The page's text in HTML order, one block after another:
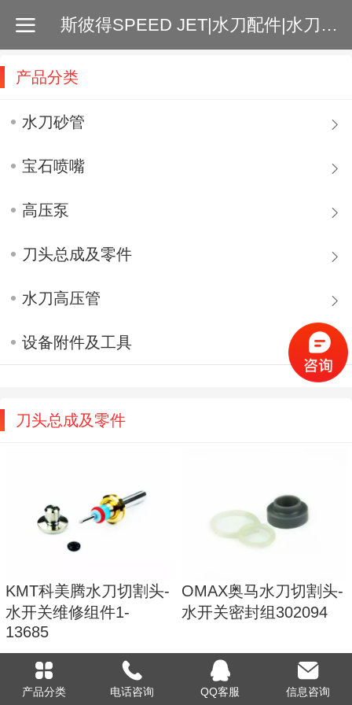
斯彼得SPEED JET|水刀配件|水刀砂管|增压泵|切割刀头|水刀喷嘴|高压管 |
产品分类
水刀砂管
宝石喷嘴
高压泵
刀头总成及零件
水刀高压管
设备附件及工具
刀头总成及零件
KMT科美腾水刀切割头-
水开关维修组件1-
13685
OMAX奥马水刀切割头-
水开关密封组302094
产品分类 电话咨询 QQ客服 信息咨询